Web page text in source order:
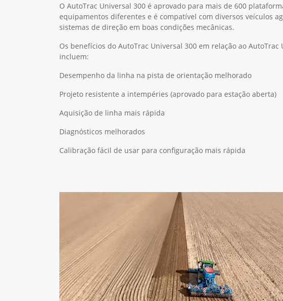
O AutoTrac Universal 300 é aprovado para mais de 600
equipamentos diferentes e é compatível com diversos veículos
sistemas de direção em boas condições mecânicas.
Os benefícios do AutoTrac Universal 300 em relação ao AutoTrac
incluem:
Desempenho da linha na pista de orientação melhorado
Projeto resistente a intempéries (aprovado para estação aberta)
Aquisição de linha mais rápida
Diagnósticos melhorados
Calibração fácil de usar para configuração mais rápida